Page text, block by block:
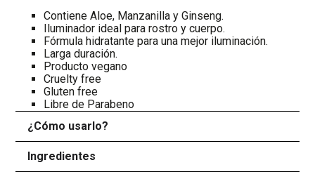
Contiene Aloe, Manzanilla y Ginseng.
Iluminador ideal para rostro y cuerpo.
Fórmula hidratante para una mejor iluminación.
Larga duración.
Producto vegano
Cruelty free
Gluten free
Libre de Parabeno
¿Cómo usarlo?
Ingredientes